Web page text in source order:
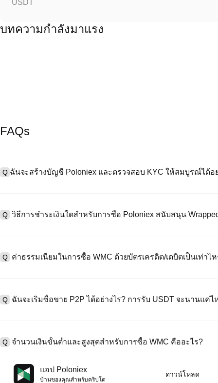
USDT
บทความกำลังมาแรง
FAQs
Q ฉันจะสร้างบัญชี Poloniex และตรวจสอบ KYC ให้สมบูรณ์ได้อ
"ความปลอดภัย" อัปโหลดเอกสาร Id ที่ถูกต้องของคุณ และถ่ายเซลฟี่เ
Q วิธีการชำระเงินใดสำหรับการซื้อ Poloniex สนับสนุน
ซื้อขาย OTC สำหรับธุรกรรมขนาดใหญ่เกิน 100,000 USD พร้อมใบเสนอ
Q ค่าธรรมเนียมในการซื้อ WMC ด้วยบัตรเครดิต/เดบิตเป็นเท่าไ
ธรรมเนียมการซื้อขายแบบสปอตมาตรฐาน (ต่ำถึง 0.05%) ใช้กับการซื้อขา
Q ฉันจะเริ่มซื้อขาย P2P ได้อย่างไร? การรับ USDT จะนานแค่ไ
กับวิธีการชำระเงินและเวลาตอบสนองของผู้ขาย
Q จำนวนเงินขั้นต่ำและสูงสุดสำหรับการซื้อ WMC คืออะไร?
ขีดจำกัดขั้นต่ำและสูงสุดแตกต่างกันขึ้นอยู่กับวิธีการซื้อและระดับการ
ดอลลาร์โดยสูงสุดขึ้นอยู่กับผู้ให้บริการ ผู้ขาย P2P ส่วนใหญ่มีข้อกำหนดก
แอป Poloniex
บ้านของคุณสําหรับคริปโต
ดาวน์โหลด